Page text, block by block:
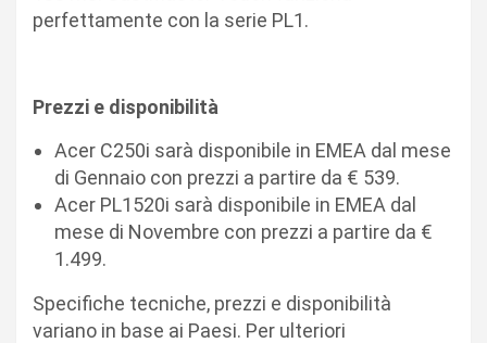
perfettamente con la serie PL1.
Prezzi e disponibilità
Acer C250i sarà disponibile in EMEA dal mese
di Gennaio con prezzi a partire da € 539.
Acer PL1520i sarà disponibile in EMEA dal
mese di Novembre con prezzi a partire da €
1.499.
Specifiche tecniche, prezzi e disponibilità
variano in base ai Paesi. Per ulteriori